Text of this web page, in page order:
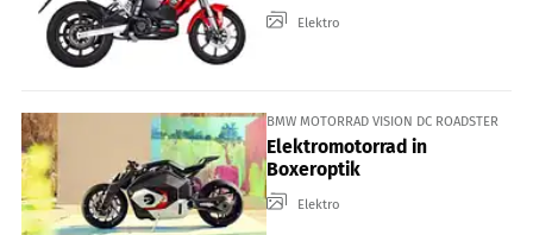
Elektro
BMW MOTORRAD VISION DC ROADSTER
Elektromotorrad in
Boxeroptik
Elektro